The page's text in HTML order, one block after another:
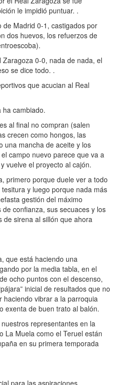
le impidió puntuar. .
de Madrid 0-1, castigados por
dos huevos, los refuerzos de
0-0, nada de nada, el
se dice todo. .
que acucian al Real
cambiado.
al final no compran (salen
crecen como hongos, las
una mancha de aceite y los
campo nuevo parece que va a
vuelve el proyecto al cajón.
primero porque duele ver a todo
y luego porque nada más
gestión del máximo
confianza, sus secuaces y los
de sirena al sillón que ahora
que está haciendo una
por la media tabla, en el
ocho puntos con el descenso,
inicial de resultados que no
haciendo vibrar a la parroquia
exenta de buen trato al balón.
representantes en la
La Muela como el Teruel están
en su primera temporada